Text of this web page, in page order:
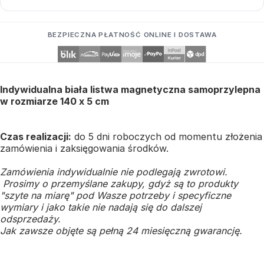
BEZPIECZNA PŁATNOŚĆ ONLINE I DOSTAWA
Indywidualna biała listwa magnetyczna samoprzylepna
w rozmiarze 140 x 5 cm
Czas realizacji: do 5 dni roboczych od momentu złożenia
zamówienia i zaksięgowania środków.
Zamówienia indywidualnie nie podlegają zwrotowi.
Prosimy o przemyślane zakupy, gdyż są to produkty
"szyte na miarę" pod Wasze potrzeby i specyficzne
wymiary i jako takie nie nadają się do dalszej
odsprzedaży.
Jak zawsze objęte są pełną 24 miesięczną gwarancję.